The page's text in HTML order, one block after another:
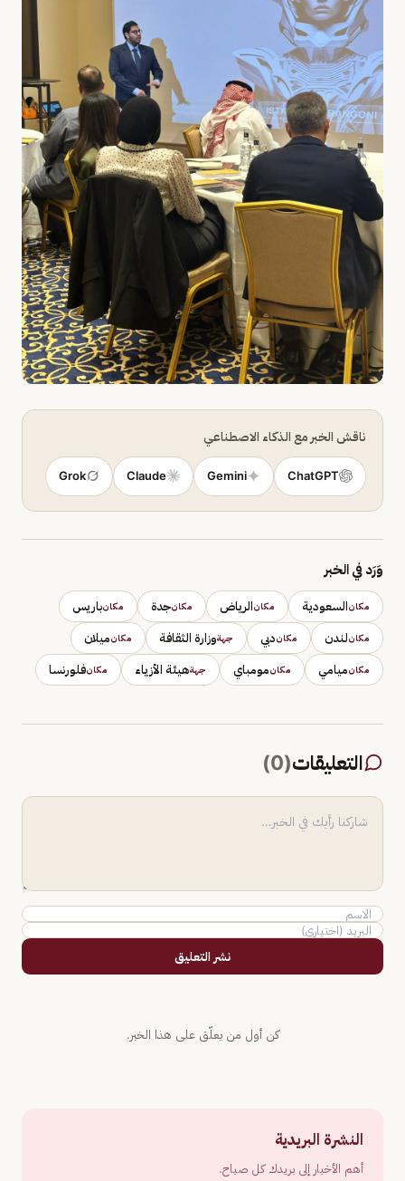
ناقش الخبر مع الذكاء الاصطناعي
ChatGPT
Gemini
Claude
Grok
وَرَد في الخبر
مكانالسعودية مكانالرياض مكانجدة مكانباريس
مكانلندن مكاندبي جهةوزارة الثقافة مكانميلان
مكانميامي مكانمومباي جهةهيئة الأزياء مكانفلورنسا
التعليقات(
0
)
نشر التعليق
كن أول من يعلّق على هذا الخبر.
النشرة البريدية
أهم الأخبار إلى بريدك كل صباح.